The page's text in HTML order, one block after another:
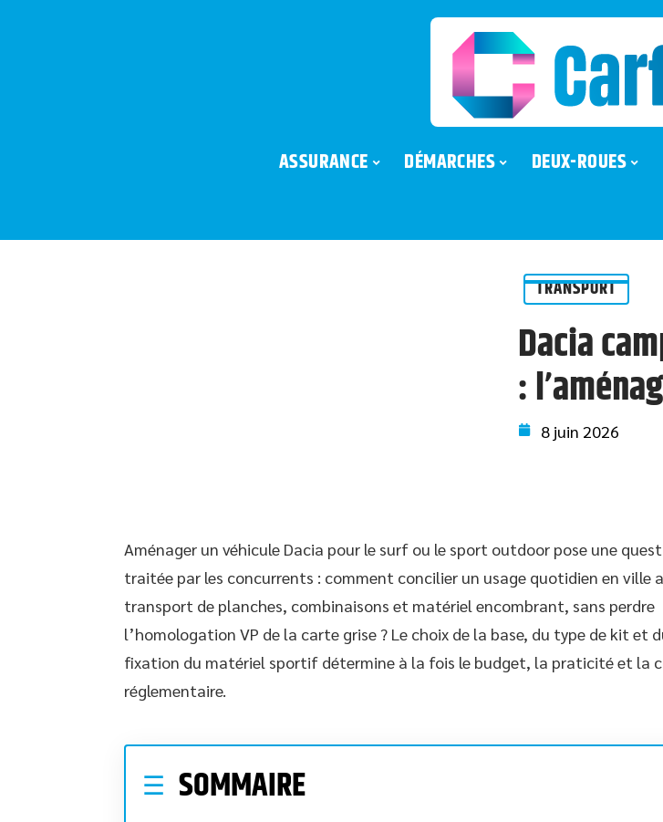
ASSURANCE DÉMARCHES DEUX-ROUES
TRANSPORT
Dacia
:
8 juin 2026
Aménager un véhicule Dacia pour le surf ou le sport outdoor pose une
traitée par les concurrents : comment concilier un usage quotidien en ville
transport de planches, combinaisons et matériel encombrant, sans perdre
l’homologation VP de la carte grise ? Le choix de la base, du type de kit et
fixation du matériel sportif détermine à la fois le budget, la praticité et la
réglementaire.
SOMMAIRE